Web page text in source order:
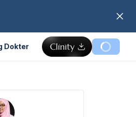
Dokter